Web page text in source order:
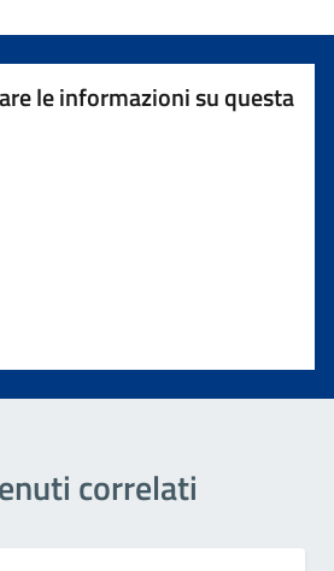
le informazioni su questa
correlati